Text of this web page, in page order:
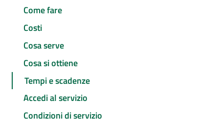
Come fare
Costi
Cosa serve
Cosa si ottiene
Tempi e scadenze
Accedi al servizio
Condizioni di servizio